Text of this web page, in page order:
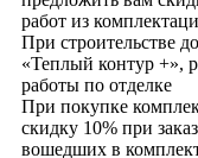
работ из
При строительстве
«Теплый контур +»,
работы по отделке
При покупке
скидку 10% при
вошедших в